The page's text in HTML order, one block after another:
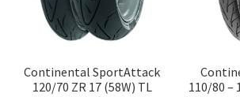
Continental SportAttack
120/70 ZR 17 (58W) TL
110/80 –